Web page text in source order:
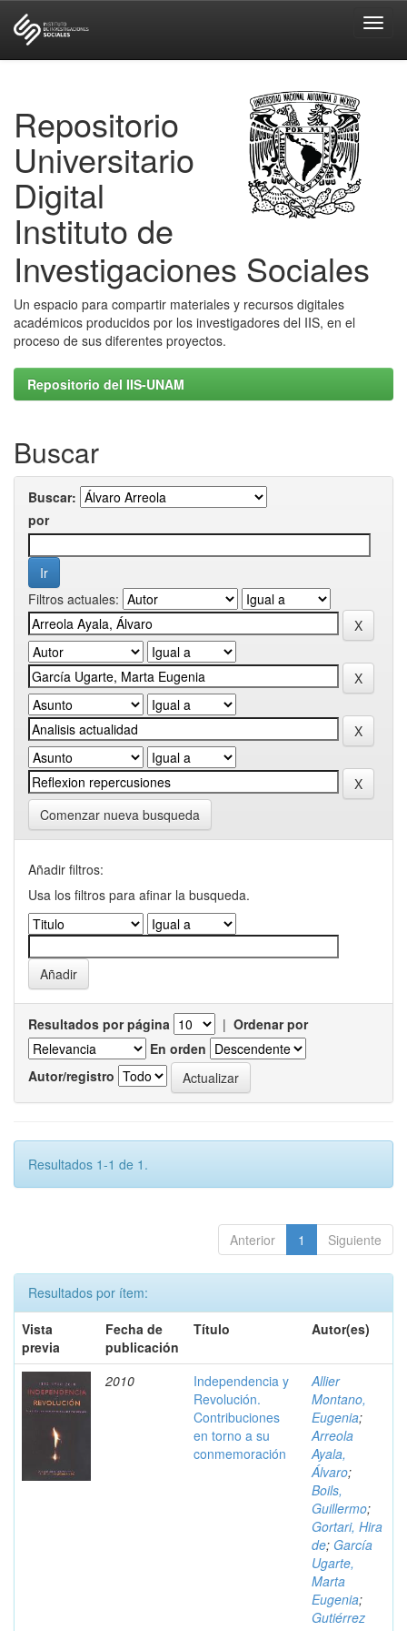
Repositorio
Universitario
Digital
Instituto de
Investigaciones Sociales
Un espacio para compartir materiales y recursos digitales
académicos producidos por los investigadores del IIS, en el
proceso de sus diferentes proyectos.
Repositorio del IIS-UNAM
Buscar
Buscar:
por
Filtros actuales:
Comenzar nueva busqueda
Añadir filtros:
Usa los filtros para afinar la busqueda.
Resultados por página | Ordenar por
En orden
Autor/registro
Resultados 1-1 de 1.
Anterior 1 Siguiente
Resultados por ítem:
Vista
previa
Fecha de
publicación
Título Autor(es)
2010
Independencia y
Revolución.
Contribuciones
en torno a su
conmemoración
Allier
Montano,
Eugenia;
Arreola
Ayala,
Álvaro;
Boils,
Guillermo;
Gortari, Hira
de; García
Ugarte,
Marta
Eugenia;
Gutiérrez